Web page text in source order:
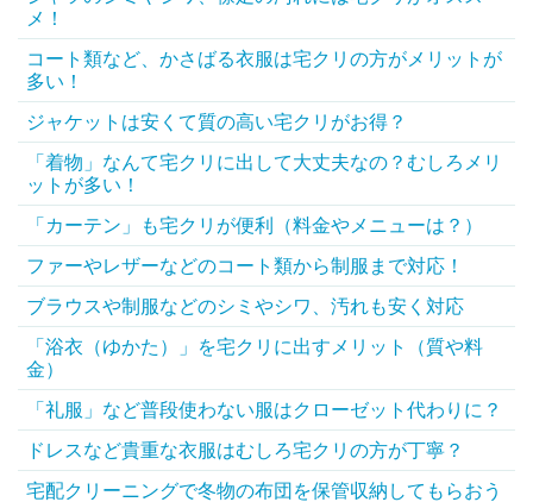
メ！
コート類など、かさばる衣服は宅クリの方がメリットが
多い！
ジャケットは安くて質の高い宅クリがお得？
「着物」なんて宅クリに出して大丈夫なの？むしろメリ
ットが多い！
「カーテン」も宅クリが便利（料金やメニューは？）
ファーやレザーなどのコート類から制服まで対応！
ブラウスや制服などのシミやシワ、汚れも安く対応
「浴衣（ゆかた）」を宅クリに出すメリット（質や料
金）
「礼服」など普段使わない服はクローゼット代わりに？
ドレスなど貴重な衣服はむしろ宅クリの方が丁寧？
宅配クリーニングで冬物の布団を保管収納してもらおう